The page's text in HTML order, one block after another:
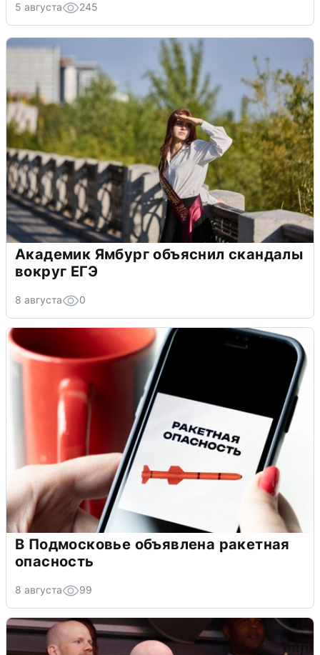
5 августа 245
Академик Ямбург объяснил скандалы
вокруг ЕГЭ
8 августа 0
В Подмосковье объявлена ракетная
опасность
8 августа 99